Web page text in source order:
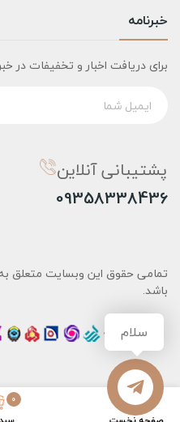
0
خبرنامه
برای دریافت اخبار و تخفیفات در
پشتیبانی آنلاین
09358338436
تمامی حقوق این وبسایت متعلق
باشد.
سلام